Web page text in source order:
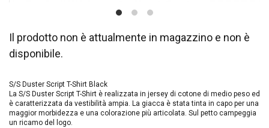
Il prodotto non è attualmente in magazzino e non è
disponibile.
S/S Duster Script T-Shirt Black
La S/S Duster Script T-Shirt è realizzata in jersey di cotone di medio peso ed
è caratterizzata da vestibilità ampia. La giacca è stata tinta in capo per una
maggior morbidezza e una colorazione più articolata. Sul petto campeggia
un ricamo del logo.